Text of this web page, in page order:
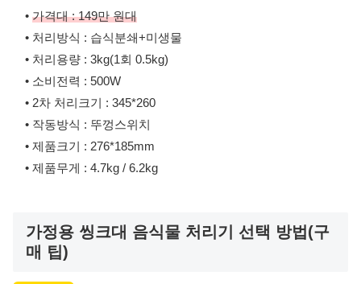
• 가격대 : 149만 원대
• 처리방식 : 습식분쇄+미생물
• 처리용량 : 3kg(1회 0.5kg)
• 소비전력 : 500W
• 2차 처리크기 : 345*260
• 작동방식 : 뚜껑스위치
• 제품크기 : 276*185mm
• 제품무게 : 4.7kg / 6.2kg
가정용 씽크대 음식물 처리기 선택 방법(구
매 팁)